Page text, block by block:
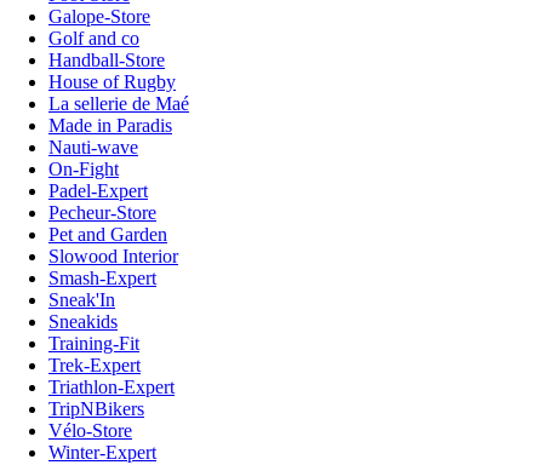
Galope-Store
Golf and co
Handball-Store
House of Rugby
La sellerie de Maé
Made in Paradis
Nauti-wave
On-Fight
Padel-Expert
Pecheur-Store
Pet and Garden
Slowood Interior
Smash-Expert
Sneak'In
Sneakids
Training-Fit
Trek-Expert
Triathlon-Expert
TripNBikers
Vélo-Store
Winter-Expert